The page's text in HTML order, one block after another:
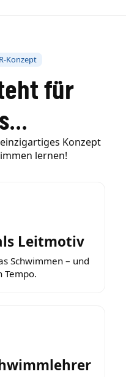
Konzept
für
Konzept
lernen!
Leitmotiv
Schwimmen – und
Tempo.